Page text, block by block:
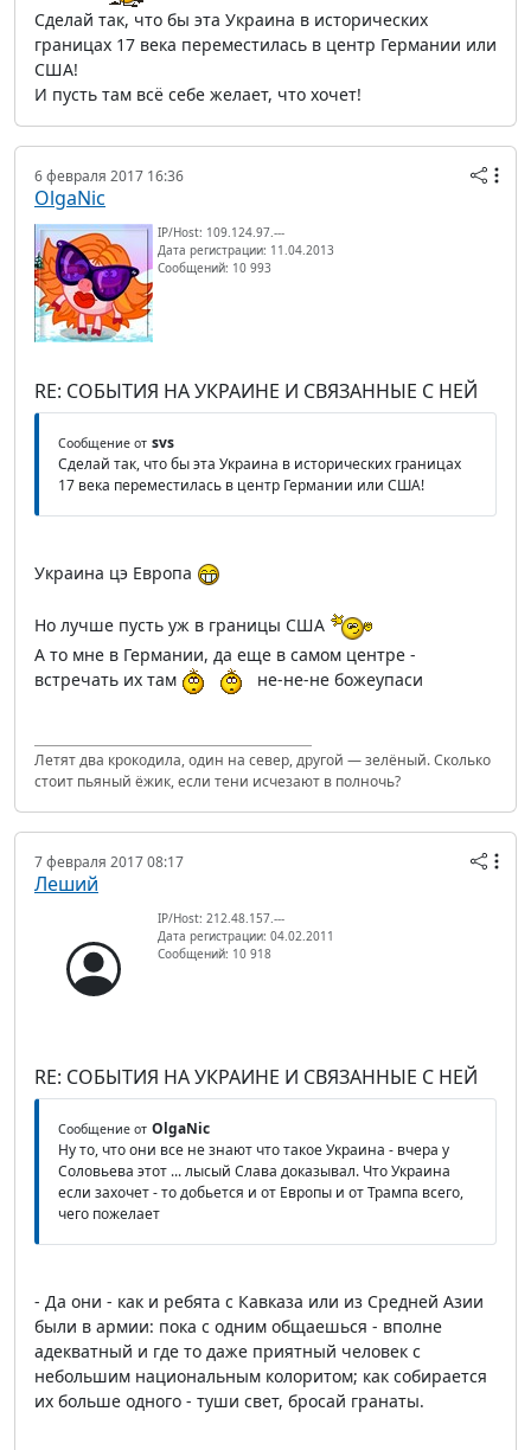
Сделай так, что бы эта Украина в исторических
границах 17 века переместилась в центр Германии или
США!
И пусть там всё себе желает, что хочет!
6 февраля 2017 16:36
OlgaNic
IP/Host: 109.124.97.---
Дата регистрации: 11.04.2013
Сообщений: 10 993
RE: СОБЫТИЯ НА УКРАИНЕ И СВЯЗАННЫЕ С НЕЙ
Сообщение от svs
Сделай так, что бы эта Украина в исторических границах
17 века переместилась в центр Германии или США!
Украина цэ Европа
Но лучше пусть уж в границы США
А то мне в Германии, да еще в самом центре -
встречать их там
не-не-не божеупаси
Летят два крокодила, один на север, другой — зелёный. Сколько
стоит пьяный ёжик, если тени исчезают в полночь?
7 февраля 2017 08:17
Леший
IP/Host: 212.48.157.---
Дата регистрации: 04.02.2011
Сообщений: 10 918
RE: СОБЫТИЯ НА УКРАИНЕ И СВЯЗАННЫЕ С НЕЙ
Сообщение от OlgaNic
Ну то, что они все не знают что такое Украина - вчера у
Соловьева этот ... лысый Слава доказывал. Что Украина
если захочет - то добьется и от Европы и от Трампа всего,
чего пожелает
- Да они - как и ребята с Кавказа или из Средней Азии
были в армии: пока с одним общаешься - вполне
адекватный и где то даже приятный человек с
небольшим национальным колоритом; как собирается
их больше одного - туши свет, бросай гранаты.